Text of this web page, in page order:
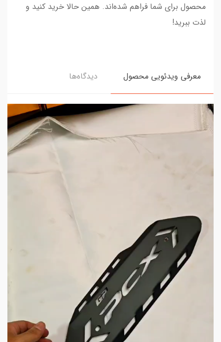
محصول برای شما فراهم شده‌اند. همین حالا خرید کنید و
لذت ببرید!
معرفی ویدئویی محصول دیدگاه‌ها